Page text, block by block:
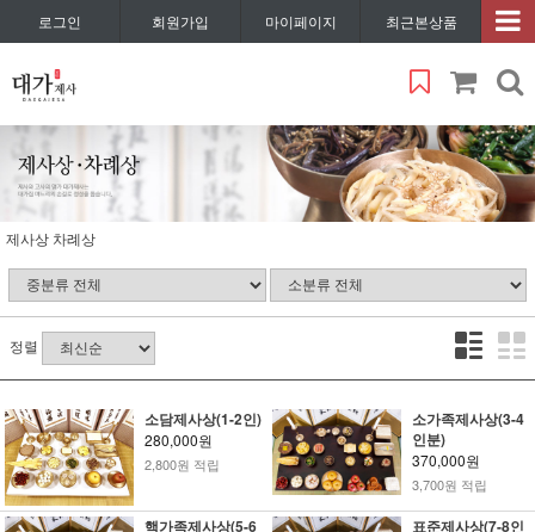
로그인 회원가입 마이페이지 최근본상품
제사상 차례상
정렬
소담제사상(1-2인)
280,000원
2,800원 적립
소가족제사상(3-4
인분)
370,000원
3,700원 적립
핵가족제사상(5-6
표준제사상(7-8인